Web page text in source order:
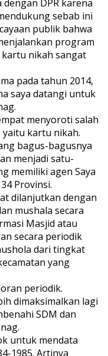
DPR karena
sebab ini
publik bahwa
program
kartu nikah sangat
pada tahun 2014,
saya datangi untuk
menyoroti salah
kartu nikah.
bagus-bagusnya
menjadi satu-
memiliki agen Saya
Provinsi.
dilanjutkan dengan
mushala secara
Masjid atau
secara periodik
dari tingkat
yang
periodik.
dimaksimalkan lagi
SDM dan
untuk mendata
1985. Artinya